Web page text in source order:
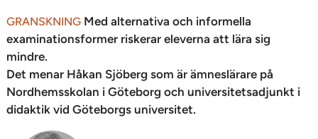
GRANSKNING Med alternativa och informella
examinationsformer riskerar eleverna att lära sig
mindre.
Det menar Håkan Sjöberg som är ämneslärare på
Nordhemsskolan i Göteborg och universitetsadjunkt i
didaktik vid Göteborgs universitet.